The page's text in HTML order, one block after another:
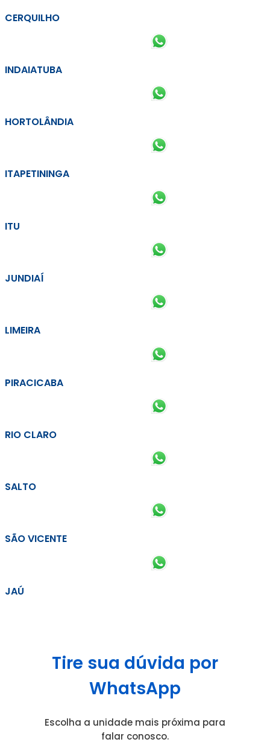
CERQUILHO
INDAIATUBA
HORTOLÂNDIA
ITAPETININGA
ITU
JUNDIAÍ
LIMEIRA
PIRACICABA
RIO CLARO
SALTO
SÃO VICENTE
JAÚ
Tire sua dúvida por
WhatsApp
Escolha a unidade mais próxima para
falar conosco.